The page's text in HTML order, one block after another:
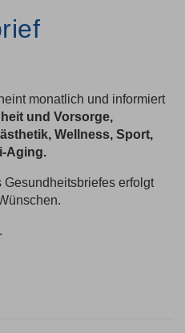
monatlich und informiert
und Vorsorge,
Wellness, Sport,
Aging.
erfolgt